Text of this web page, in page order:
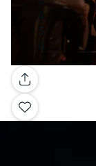
Galerij